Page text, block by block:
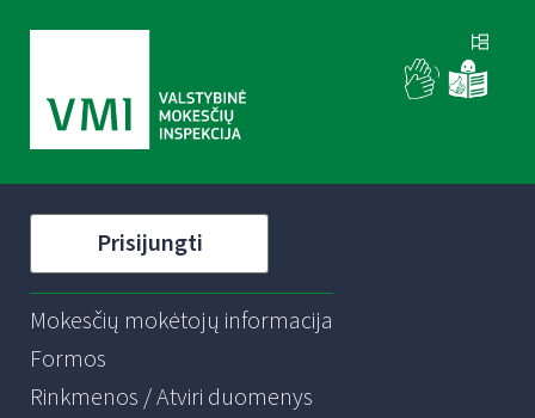
Prisijungti
Mokesčių mokėtojų informacija
Formos
Rinkmenos / Atviri duomenys